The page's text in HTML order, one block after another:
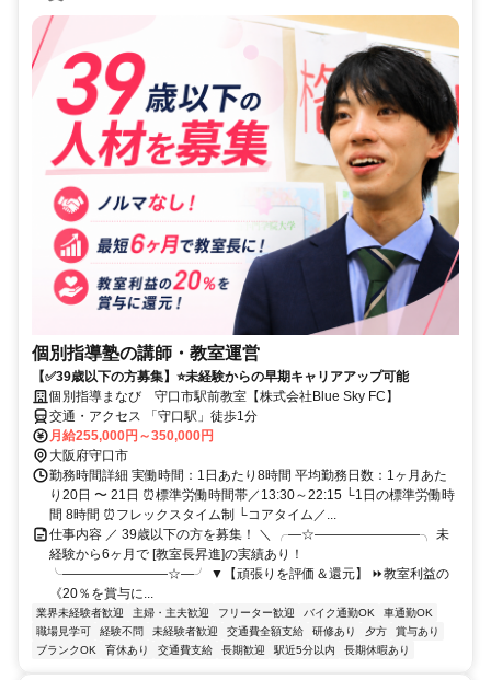
個別指導塾の講師・教室運営
【✅39歳以下の方募集】⭐未経験からの早期キャリアアップ可能
個別指導まなび 守口市駅前教室【株式会社Blue Sky FC】
交通・アクセス 「守口駅」徒歩1分
月給255,000円～350,000円
大阪府守口市
勤務時間詳細 実働時間：1日あたり8時間 平均勤務日数：1ヶ月あた
り20日 〜 21日 ⏰標準労働時間帯／13:30～22:15 └1日の標準労働時
間 8時間 ⏰フレックスタイム制 └コアタイム／...
仕事内容 ／ 39歳以下の方を募集！ ＼ ╭―☆――――――――╮ 未
経験から6ヶ月で [教室長昇進]の実績あり！
╰――――――――☆―╯ ▼【頑張りを評価＆還元】 ⏩教室利益の
《20％を賞与に...
業界未経験者歓迎 主婦・主夫歓迎 フリーター歓迎 バイク通勤OK
車通勤OK
職場見学可
経験不問 未経験者歓迎 交通費全額支給 研修あり 夕方
賞与あり
ブランクOK
育休あり 交通費支給 長期歓迎 駅近5分以内 長期休暇あり